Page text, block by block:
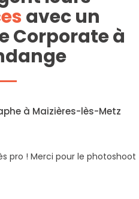
avec un
Corporate à
à Maizières-lès-Metz
pro ! Merci pour le photoshoot